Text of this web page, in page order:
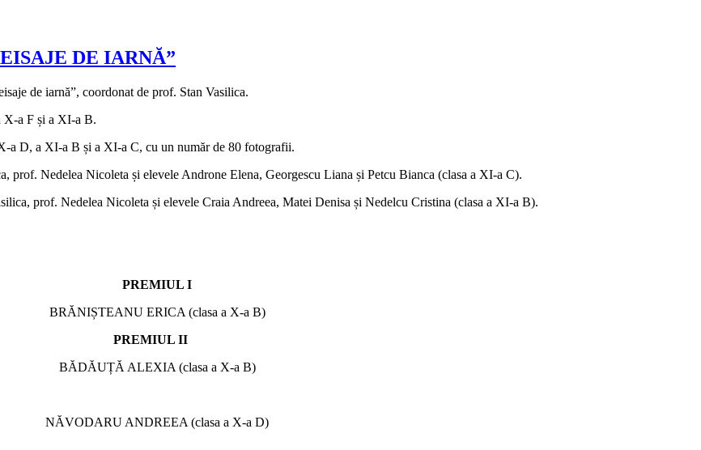
DE IARNĂ”
de iarnă”, coordonat de prof. Stan Vasilica.
X-a F și a XI-a B.
a D, a XI-a B și a XI-a C, cu un număr de 80 fotografii.
Nedelea Nicoleta și elevele Androne Elena, Georgescu Liana și Petcu Bianca (clasa a XI-a C).
prof. Nedelea Nicoleta și elevele Craia Andreea, Matei Denisa și Nedelcu Cristina (clasa a XI-a B).
PREMIUL I
BRĂNIȘTEANU ERICA (clasa a X-a B)
PREMIUL II
BĂDĂUȚĂ ALEXIA (clasa a X-a B)
NĂVODARU ANDREEA (clasa a X-a D)